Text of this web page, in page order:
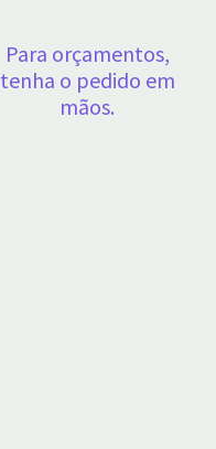
Para orçamentos,
tenha o pedido em
mãos.